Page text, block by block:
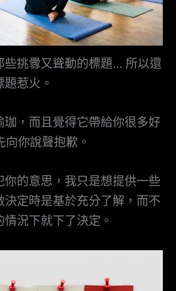
些挑釁又聳動的標題… 所以還
惹火。
珈，而且覺得它帶給你很多好
你說聲抱歉。
你的意思，我只是想提供一些
決定時是基於充分了解，而不
況下就下了決定。